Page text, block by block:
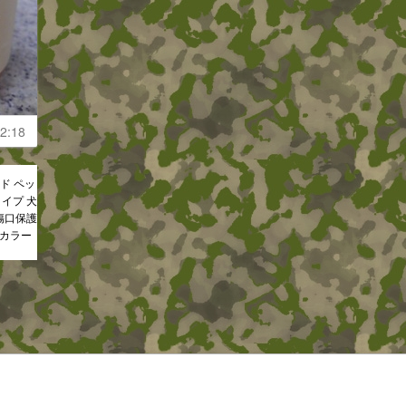
ペッ
プ 犬
口保護
ラー